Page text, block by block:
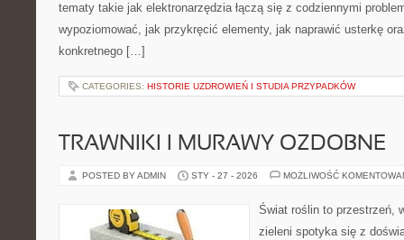
tematy takie jak elektronarzędzia łączą się z codziennymi
wypoziomować, jak przykręcić elementy, jak naprawić usterkę
konkretnego […]
CATEGORIES: HISTORIE UZDROWIEŃ I STUDIA PRZYPADKÓW
TRAWNIKI I MURAWY OZDOBNE
POSTED BY ADMIN STY - 27 - 2026 MOŻLIWOŚĆ
Świat roślin to przestrzeń,
zieleni spotyka się z